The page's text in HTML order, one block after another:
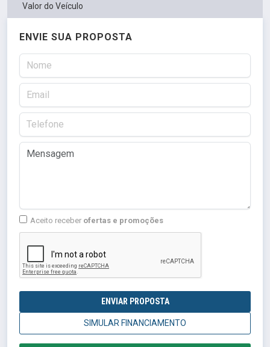
Valor do Veículo
ENVIE SUA PROPOSTA
Aceito receber ofertas e promoções
ENVIAR PROPOSTA
SIMULAR FINANCIAMENTO